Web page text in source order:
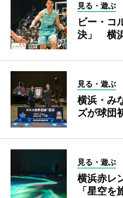
見る・遊ぶ
ビー・コ
決」 横
見る・遊ぶ
横浜・み
ズが球団
見る・遊ぶ
横浜赤レ
「星空を